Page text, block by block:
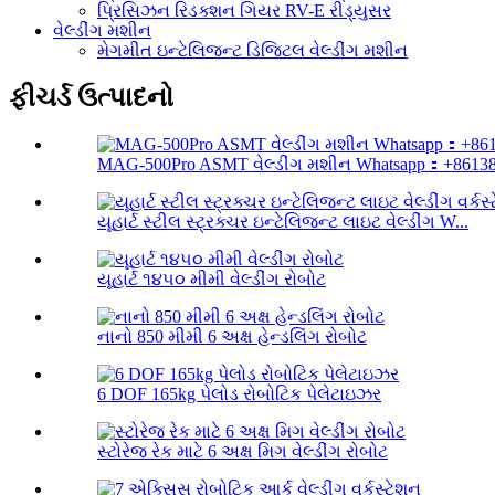
પ્રિસિઝન રિડક્શન ગિયર RV-E રીડ્યુસર
વેલ્ડીંગ મશીન
મેગમીત ઇન્ટેલિજન્ટ ડિજિટલ વેલ્ડીંગ મશીન
ફીચર્ડ ઉત્પાદનો
MAG-500Pro ASMT વેલ્ડીંગ મશીન Whatsapp：
યૂહાર્ટ સ્ટીલ સ્ટ્રક્ચર ઇન્ટેલિજન્ટ લાઇટ વેલ્ડીંગ W...
યૂહાર્ટ ૧૪૫૦ મીમી વેલ્ડીંગ રોબોટ
નાનો 850 મીમી 6 અક્ષ હેન્ડલિંગ રોબોટ
6 DOF 165kg પેલોડ રોબોટિક પેલેટાઇઝર
સ્ટોરેજ રેક માટે 6 અક્ષ મિગ વેલ્ડીંગ રોબોટ